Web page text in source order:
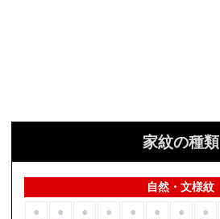
家紋の種類
自然・文様紋